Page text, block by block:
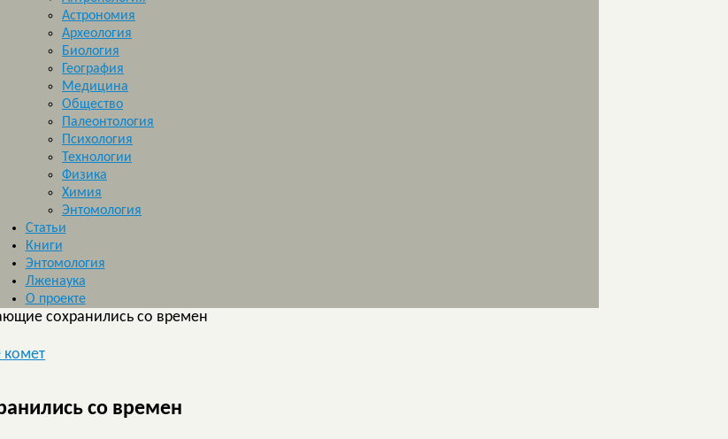
Астрономия
Археология
Биология
География
Медицина
Общество
Палеонтология
Психология
Технологии
Физика
Химия
Энтомология
Статьи
Книги
Энтомология
Лженаука
О проекте
сохранились со времен
комет
со времен